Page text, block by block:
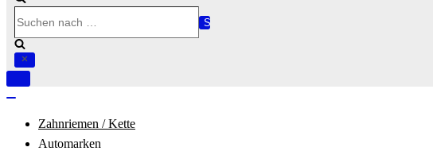
nach …
Navigation
Zahnriemen / Kette
Automarken